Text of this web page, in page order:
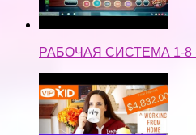
РАБОЧАЯ СИСТЕМА 1-8